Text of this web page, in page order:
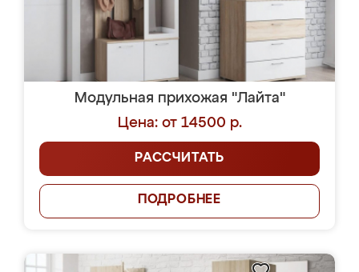
Модульная прихожая "Лайта"
Цена: от 14500 р.
РАССЧИТАТЬ
ПОДРОБНЕЕ